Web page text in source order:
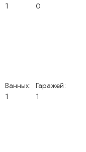
1
0
Ванных:
1
Гаражей:
1